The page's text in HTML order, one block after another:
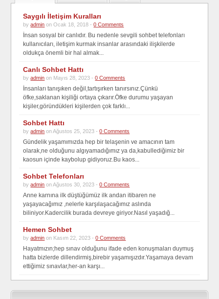
Saygılı İletişim Kuralları
byadmin on Ocak 18, 2018 -0 Comments
İnsan sosyal bir canlıdır. Bu nedenle sevgili sohbet telefonları
kullanıcıları, iletişim kurmak insanlar arasındaki ilişkilerde
oldukça önemli bir hal almak...
Canlı Sohbet Hattı
byadmin on Mayıs 28, 2023 -0 Comments
İnsanları tanışıken değil,tartışırken tanırsınız.Çünkü
öfke,saklanan kişiliği ortaya çıkarır.Öfke durumu yaşayan
kişiler,göründükleri kişilerden çok farklı...
Sohbet Hattı
byadmin on Ağustos 25, 2023 -0 Comments
Gündelik yaşamımızda hep bir telaşenin ve amacının tam
olarak,ne olduğunu algıyamadığımız ya da,kabullediğimiz bir
kaosun içinde kaybolup gidiyoruz.Bu kaos...
Sohbet Telefonları
byadmin on Ağustos 30, 2023 -0 Comments
Anne karnına ilk düştüğümüz ilk andan itibaren ne
yaşayacağımız ,nelerle karşılaşacağımız aslında
biliniyor.Kadercilik burada devreye giriyor.Nasıl yaşadığ...
Hemen Sohbet
byadmin on Kasım 22, 2023 -0 Comments
Hayatmızın;hep sınav olduğunu ifade eden konuşmaları duymuş
hatta bizlerde dillendirmiş,birebir yaşamışızdır.Yaşamaya devam
ettiğimiz sınavlar,her-an karşı...